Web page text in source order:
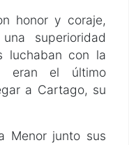
honor y coraje,
superioridad
luchaban con la
eran el último
a Cartago, su
Menor junto sus